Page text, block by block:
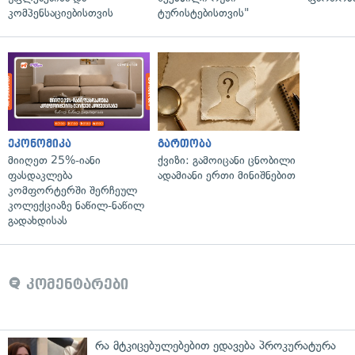
კომპენსაციებისთვის
ტურისტებისთვის"
ეკონომიკა
მიიღეთ 25%-იანი
ფასდაკლება
კომფორტერში შერჩეულ
კოლექციაზე ნაწილ-ნაწილ
გადახდისას
გართობა
ქვიზი: გამოიცანი ცნობილი
ადამიანი ერთი მინიშნებით
კომენტარები
რა მტკიცებულებებით ედავება პროკურატურა